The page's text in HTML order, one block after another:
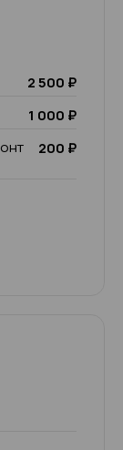
2 500 ₽
1 000 ₽
200 ₽